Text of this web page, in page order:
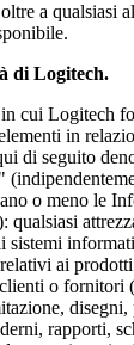
a qualsiasi
di Logitech.
cui Logitech
in
di seguito
o meno le
qualsiasi
sistemi
ai
o fornitori
rapporti,